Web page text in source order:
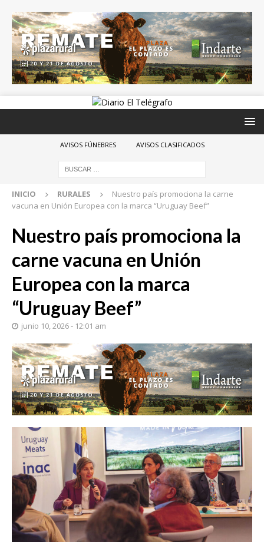
AVISOS FÚNEBRES AVISOS CLASIFICADOS
INICIO RURALES
Nuestro país promociona la carne
vacuna en Unión Europea con la marca “Uruguay Beef”
Nuestro país promociona la
carne vacuna en Unión
Europea con la marca
“Uruguay Beef”
junio 10, 2026 - 12:01 am